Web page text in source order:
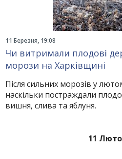
11 Березня, 19:08
Чи витримали плодові
морози на Харківщині
Після сильних морозів у
наскільки постраждали
вишня, слива та яблуня.
11